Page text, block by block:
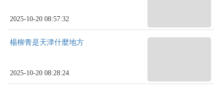
2025-10-20 08:57:32
楊柳青是天津什麼地方
2025-10-20 08:28:24